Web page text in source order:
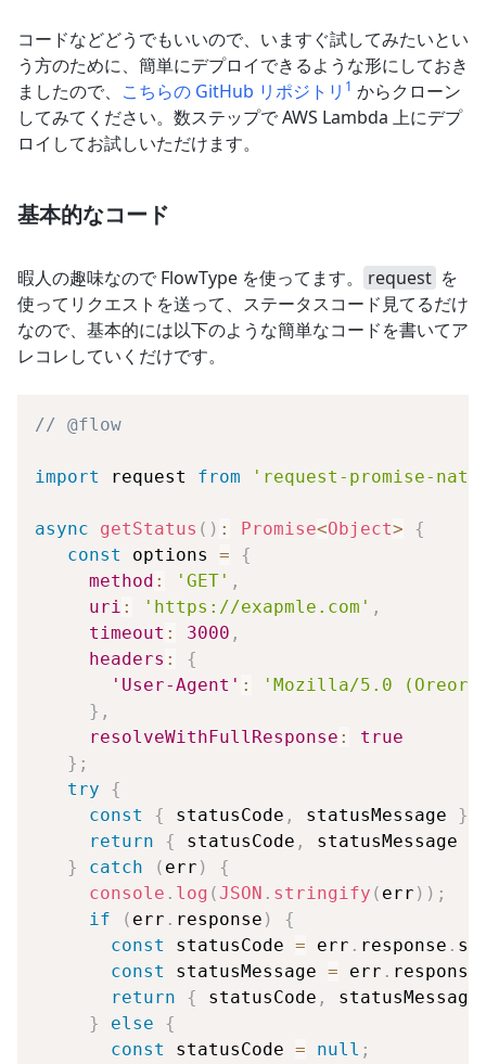
コードなどどうでもいいので、いますぐ試してみたいとい
う方のために、簡単にデプロイできるような形にしておき
ましたので、 こちらの GitHub リポジトリ 1 からクローン
してみてください。数ステップで AWS Lambda 上にデプ
ロイしてお試しいただけます。
基本的なコード
暇人の趣味なので FlowType を使ってます。 request を
使ってリクエストを送って、ステータスコード見てるだけ
なので、基本的には以下のような簡単なコードを書いてア
レコレしていくだけです。
// @flow
import request from 'request-promise-
async getStatus ( ) : Promise<Object>
{
const
options =
{
method : 'GET' ,
uri : 'https://exapmle.com' ,
timeout : 3000 ,
headers :
{
'User-Agent' :
'Mozilla/5.0
} ,
resolveWithFullResponse :
true
} ;
try
{
const
{ statusCode , statusMessage }
return
{ statusCode , statusMessage
}
catch ( err )
{
console . log (JSON . stringify ( err ) ) ;
if
( err . response )
{
const
statusCode = err . response .
const
statusMessage = err . response
return
{ statusCode ,
}
else
{
const
statusCode = null ;